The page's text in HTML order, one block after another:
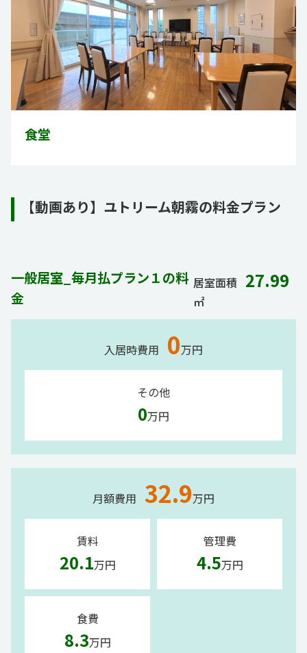
食堂
【動画あり】ユトリーム朝霧の料金プラン
一般居室_毎月払プラン１の料
金
居室面積 27.99
㎡
入居時費用 0万円
その他
0万円
月額費用 32.9万円
賃料
20.1万円
管理費
4.5万円
食費
8.3万円